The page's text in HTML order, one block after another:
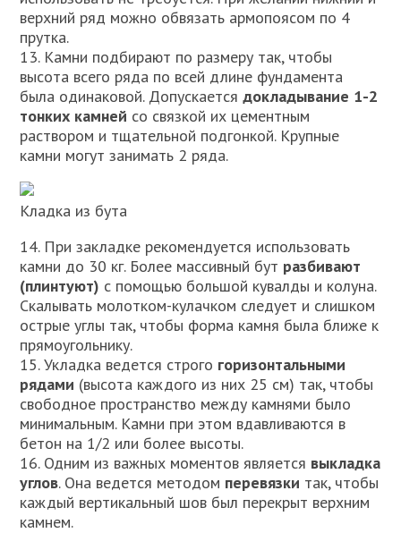
верхний ряд можно обвязать армопоясом по 4
прутка.
13. Камни подбирают по размеру так, чтобы
высота всего ряда по всей длине фундамента
была одинаковой. Допускаетсядокладывание 1-2
тонких камней со связкой их цементным
раствором и тщательной подгонкой. Крупные
камни могут занимать 2 ряда.
Кладка из бута
14. При закладке рекомендуется использовать
камни до 30 кг. Более массивный бут разбивают
(плинтуют) с помощью большой кувалды и колуна.
Скалывать молотком-кулачком следует и слишком
острые углы так, чтобы форма камня была ближе к
прямоугольнику.
15. Укладка ведется строго горизонтальными
рядами (высота каждого из них 25 см) так, чтобы
свободное пространство между камнями было
минимальным. Камни при этом вдавливаются в
бетон на 1/2 или более высоты.
16. Одним из важных моментов является выкладка
углов. Она ведется методом перевязки так, чтобы
каждый вертикальный шов был перекрыт верхним
камнем.